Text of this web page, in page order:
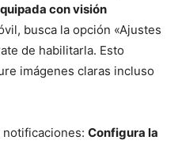
con visión
busca la opción «Ajustes
de habilitarla. Esto
imágenes claras incluso
notificaciones: Configura la